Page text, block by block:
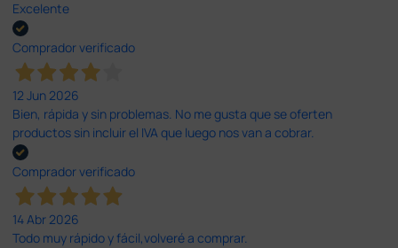
Excelente
Comprador verificado
12 Jun 2026
Bien, rápida y sin problemas. No me gusta que se oferten
productos sin incluir el IVA que luego nos van a cobrar.
Comprador verificado
14 Abr 2026
Todo muy rápido y fácil,volveré a comprar.